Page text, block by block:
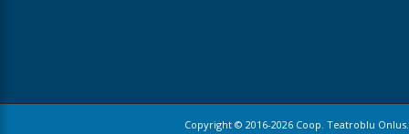
Copyright © 2016-2026 Coop. Teatroblu